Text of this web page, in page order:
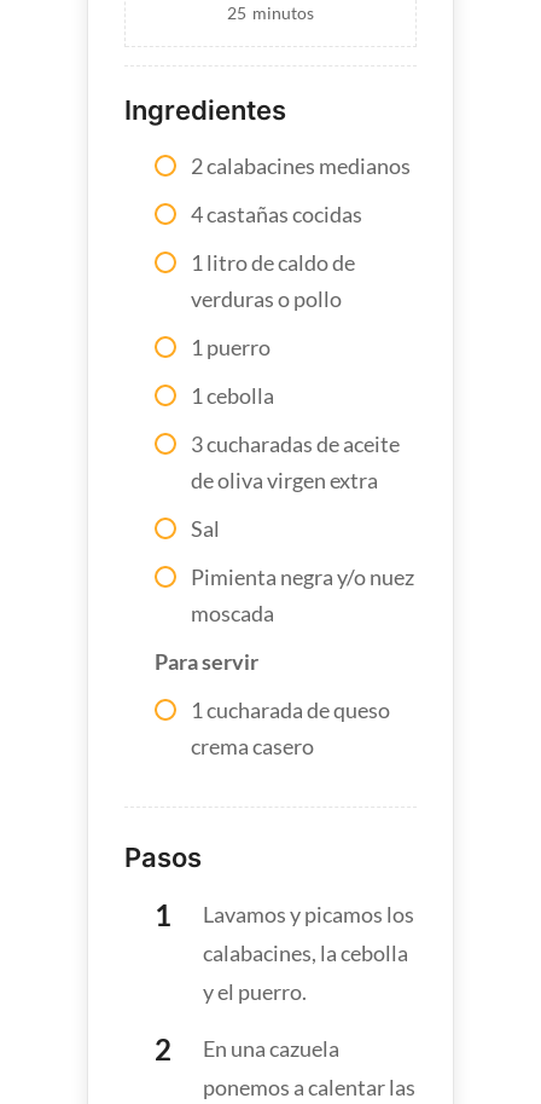
25 minutos
Ingredientes
2 calabacines medianos
4 castañas cocidas
1 litro de caldo de
verduras o pollo
1 puerro
1 cebolla
3 cucharadas de aceite
de oliva virgen extra
Sal
Pimienta negra y/o nuez
moscada
Para servir
1 cucharada de queso
crema casero
Pasos
Lavamos y picamos los
calabacines, la cebolla
y el puerro.
En una cazuela
ponemos a calentar las